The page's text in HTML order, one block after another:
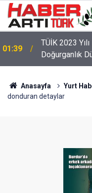
22:47 16 Maddelik
Anasayfa Yurt
donduran detaylar